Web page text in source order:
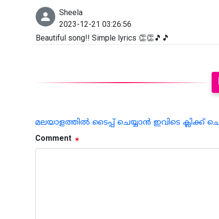
Sheela
2023-12-21 03:26:56
Beautiful song!! Simple lyrics 👏👏🎵🎵
മലയാളത്തില്‍ ടൈപ്പ് ചെയ്യാന്‍ ഇവിടെ ക്ലിക്ക്
Comment